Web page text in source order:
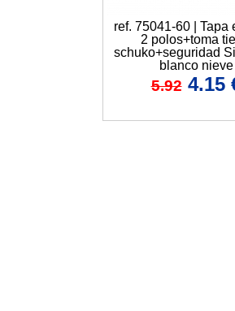
ref. 75041-60 | Tapa
2 polos+toma
schuko+seguridad
blanco nieve
5.92 4.15